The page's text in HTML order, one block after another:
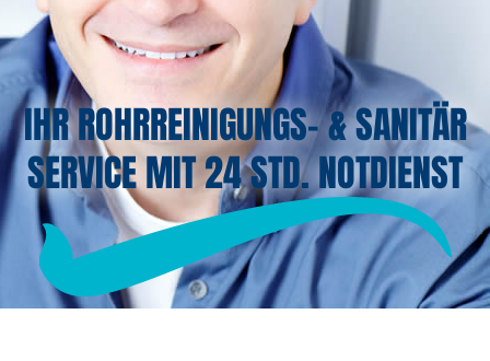
IHR ROHRREINIGUNGS- & SANITÄR
SERVICE MIT 24 STD. NOTDIENST